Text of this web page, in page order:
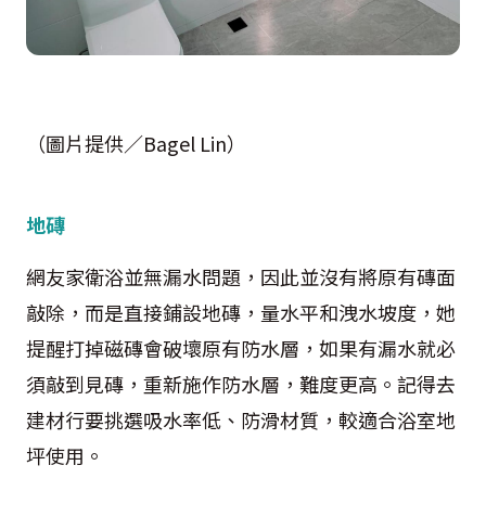
（圖片提供／Bagel Lin）
地磚
網友家衛浴並無漏水問題，因此並沒有將原有磚面
敲除，而是直接鋪設地磚，量水平和洩水坡度，她
提醒打掉磁磚會破壞原有防水層，如果有漏水就必
須敲到見磚，重新施作防水層，難度更高。記得去
建材行要挑選吸水率低、防滑材質，較適合浴室地
坪使用。